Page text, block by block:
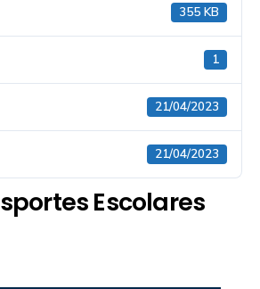
355 KB
1
21/04/2023
21/04/2023
Escolares